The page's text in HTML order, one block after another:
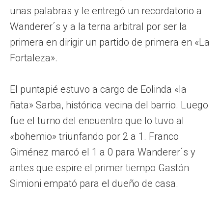
unas palabras y le entregó un recordatorio a
Wanderer´s y a la terna arbitral por ser la
primera en dirigir un partido de primera en «La
Fortaleza».
El puntapié estuvo a cargo de Eolinda «la
ñata» Sarba, histórica vecina del barrio. Luego
fue el turno del encuentro que lo tuvo al
«bohemio» triunfando por 2 a 1. Franco
Giménez marcó el 1 a 0 para Wanderer´s y
antes que espire el primer tiempo Gastón
Simioni empató para el dueño de casa.